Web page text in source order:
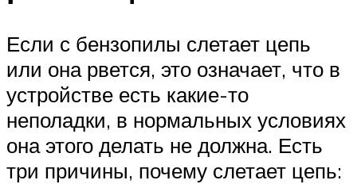
Если с бензопилы слетает цепь
или она рвется, это означает, что в
устройстве есть какие-то
неполадки, в нормальных условиях
она этого делать не должна. Есть
три причины, почему слетает цепь: